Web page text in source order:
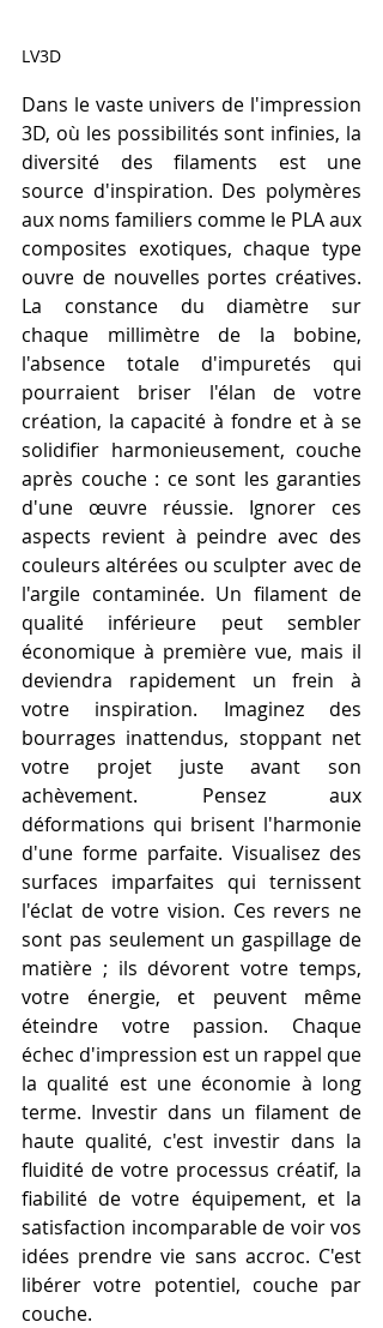
LV3D
Dans le vaste univers de l'impression
3D, où les possibilités sont infinies, la
diversité des filaments est une
source d'inspiration. Des polymères
aux noms familiers comme le PLA aux
composites exotiques, chaque type
ouvre de nouvelles portes créatives.
La constance du diamètre sur
chaque millimètre de la bobine,
l'absence totale d'impuretés qui
pourraient briser l'élan de votre
création, la capacité à fondre et à se
solidifier harmonieusement, couche
après couche : ce sont les garanties
d'une œuvre réussie. Ignorer ces
aspects revient à peindre avec des
couleurs altérées ou sculpter avec de
l'argile contaminée. Un filament de
qualité inférieure peut sembler
économique à première vue, mais il
deviendra rapidement un frein à
votre inspiration. Imaginez des
bourrages inattendus, stoppant net
votre projet juste avant son
achèvement. Pensez aux
déformations qui brisent l'harmonie
d'une forme parfaite. Visualisez des
surfaces imparfaites qui ternissent
l'éclat de votre vision. Ces revers ne
sont pas seulement un gaspillage de
matière ; ils dévorent votre temps,
votre énergie, et peuvent même
éteindre votre passion. Chaque
échec d'impression est un rappel que
la qualité est une économie à long
terme. Investir dans un filament de
haute qualité, c'est investir dans la
fluidité de votre processus créatif, la
fiabilité de votre équipement, et la
satisfaction incomparable de voir vos
idées prendre vie sans accroc. C'est
libérer votre potentiel, couche par
couche.